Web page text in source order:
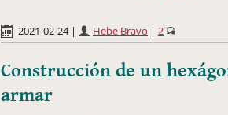
2021-02-24 | Hebe Bravo | 2
Construcción de un
armar